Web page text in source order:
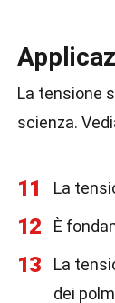
La tensione
scienza.
11 La
12 È
13
La
dei